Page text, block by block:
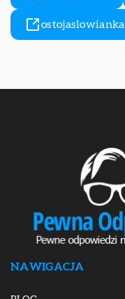
NAWIGACJA